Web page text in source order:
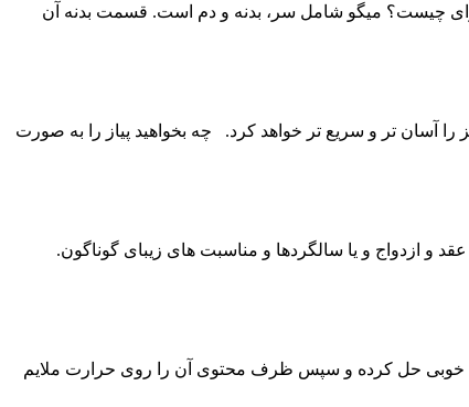
برای چیست؟ میگو شامل سر، بدنه و دم است. قسمت بدنه آن
را آسان تر و سریع تر خواهد کرد. چه بخواهید پیاز را به صورت
و ازدواج و یا سالگردها و مناسبت های زیبای گوناگون.
آب را با گیاه معطر دلخواه به خوبی حل کرده و سپس ظرف محتوی آن را روی حرارت ملایم